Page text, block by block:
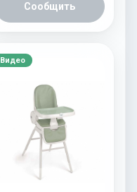
Сообщить
Видео